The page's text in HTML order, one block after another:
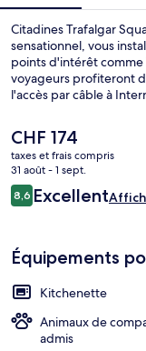
Citadines Trafalgar
sensationnel, vous
points d'intérêt comme
voyageurs profiteront
l'accès par câble à
relaxante profonde et
voyageurs apprécient
mais aussi pour sa
métro Embankment est
Cross, à 4 min de
Le
prix
actuel
est
de
CHF 174
taxes et frais compris
31 août - 1 sept.
Avis
voyageurs
8,68,6 sur 10
Excellent
Équipements
Kitchenette
Animaux de
admis